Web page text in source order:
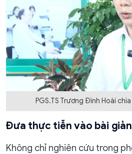
PGS.TS Trương Đình Hoài
Đưa thực tiễn vào bài
Không chỉ nghiên cứu trong